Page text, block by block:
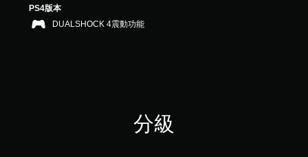
分
5
顆
PS4版本
DUALSHOCK 4震動功能
分級